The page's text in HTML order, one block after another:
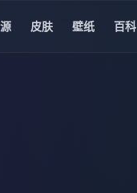
皮肤 壁纸 百科